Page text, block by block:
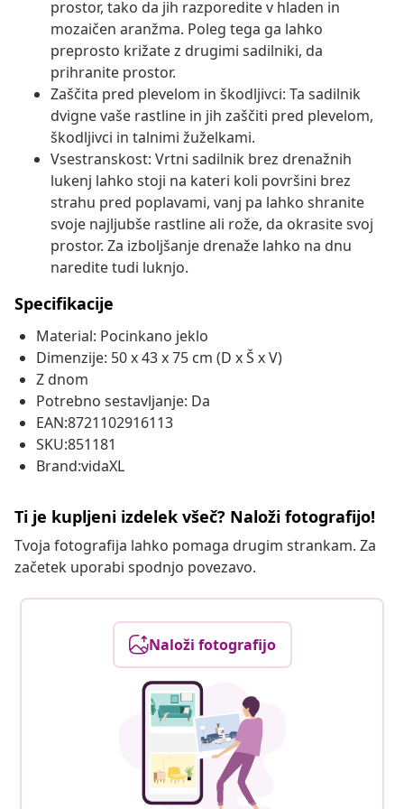
prostor, tako da jih razporedite v hladen in
mozaičen aranžma. Poleg tega ga lahko
preprosto križate z drugimi sadilniki, da
prihranite prostor.
Zaščita pred plevelom in škodljivci: Ta sadilnik
dvigne vaše rastline in jih zaščiti pred plevelom,
škodljivci in talnimi žuželkami.
Vsestranskost: Vrtni sadilnik brez drenažnih
lukenj lahko stoji na kateri koli površini brez
strahu pred poplavami, vanj pa lahko shranite
svoje najljubše rastline ali rože, da okrasite svoj
prostor. Za izboljšanje drenaže lahko na dnu
naredite tudi luknjo.
Specifikacije
Material: Pocinkano jeklo
Dimenzije: 50 x 43 x 75 cm (D x Š x V)
Z dnom
Potrebno sestavljanje: Da
EAN:8721102916113
SKU:851181
Brand:vidaXL
Ti je kupljeni izdelek všeč? Naloži fotografijo!
Tvoja fotografija lahko pomaga drugim strankam. Za
začetek uporabi spodnjo povezavo.
Naloži fotografijo